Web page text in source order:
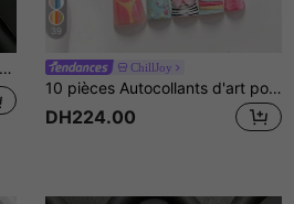
39
ChillJoy
10 pièces Autocollants d'art pour ongles de style dopamine sucré faits à la main, ensemble de gel poly, fleurs roses à cinq pétales sculptées à la main, lignes et décoration à pois, rose, jaune et bleu, avec outils, ongles en forme d'amande, de canard, de cercueil, cadeau pour elle, faux ongles à coller faits à la main
DH224.00